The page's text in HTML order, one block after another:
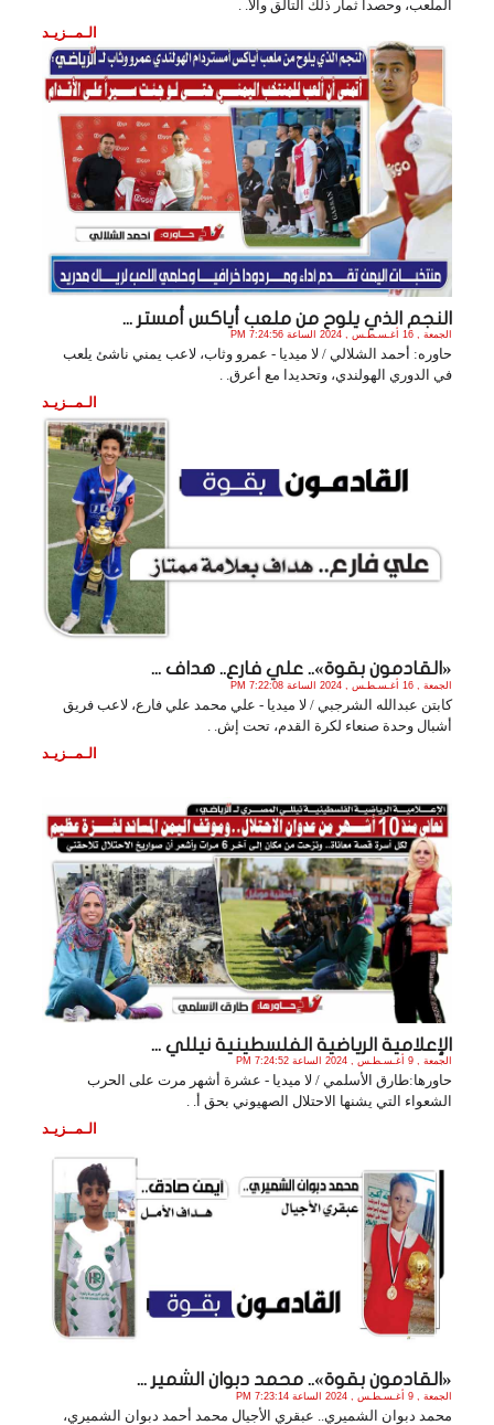
الملعب، وحصدا ثمار ذلك التألق والأ. .
الـمــزيـد
النجم الذي يلوح من ملعب أياكس أمستر ...
الجمعة , 16 أغـسـطـس , 2024 الساعة 7:24:56 PM
حاوره: أحمد الشلالي / لا ميديا - عمرو وثاب، لاعب يمني ناشئ يلعب
في الدوري الهولندي، وتحديدا مع أعرق. .
الـمــزيـد
«القادمون بقوة».. علي فارع.. هداف ...
الجمعة , 16 أغـسـطـس , 2024 الساعة 7:22:08 PM
كابتن عبدالله الشرجبي / لا ميديا - علي محمد علي فارع، لاعب فريق
أشبال وحدة صنعاء لكرة القدم، تحت إش. .
الـمــزيـد
الإعلامية الرياضية الفلسطينية نيللي ...
الجمعة , 9 أغـسـطـس , 2024 الساعة 7:24:52 PM
حاورها:طارق الأسلمي / لا ميديا - عشرة أشهر مرت على الحرب
الشعواء التي يشنها الاحتلال الصهيوني بحق أ. .
الـمــزيـد
«القادمون بقوة».. محمد دبوان الشمير ...
الجمعة , 9 أغـسـطـس , 2024 الساعة 7:23:14 PM
محمد دبوان الشميري.. عبقري الأجيال محمد أحمد دبوان الشميري،